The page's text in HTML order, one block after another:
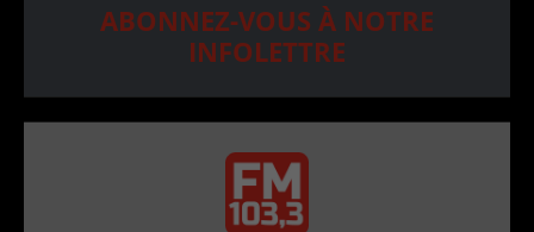
ABONNEZ-VOUS À NOTRE
INFOLETTRE